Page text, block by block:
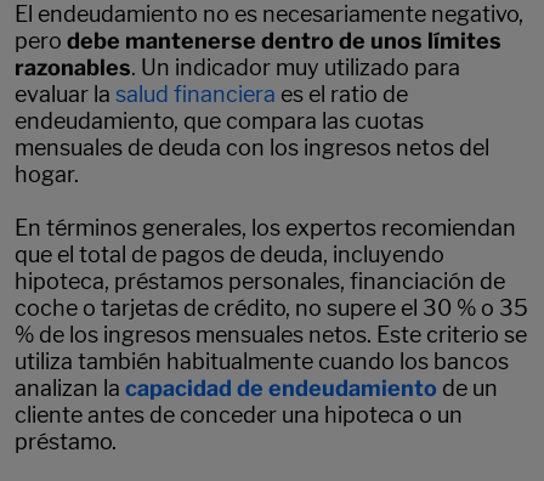
El endeudamiento no es necesariamente negativo,
pero debe mantenerse dentro de unos límites
razonables. Un indicador muy utilizado para
evaluar la salud financiera es el ratio de
endeudamiento, que compara las cuotas
mensuales de deuda con los ingresos netos del
hogar.
En términos generales, los expertos recomiendan
que el total de pagos de deuda, incluyendo
hipoteca, préstamos personales, financiación de
coche o tarjetas de crédito, no supere el 30 % o 35
% de los ingresos mensuales netos. Este criterio se
utiliza también habitualmente cuando los bancos
analizan la capacidad de endeudamiento de un
cliente antes de conceder una hipoteca o un
préstamo.